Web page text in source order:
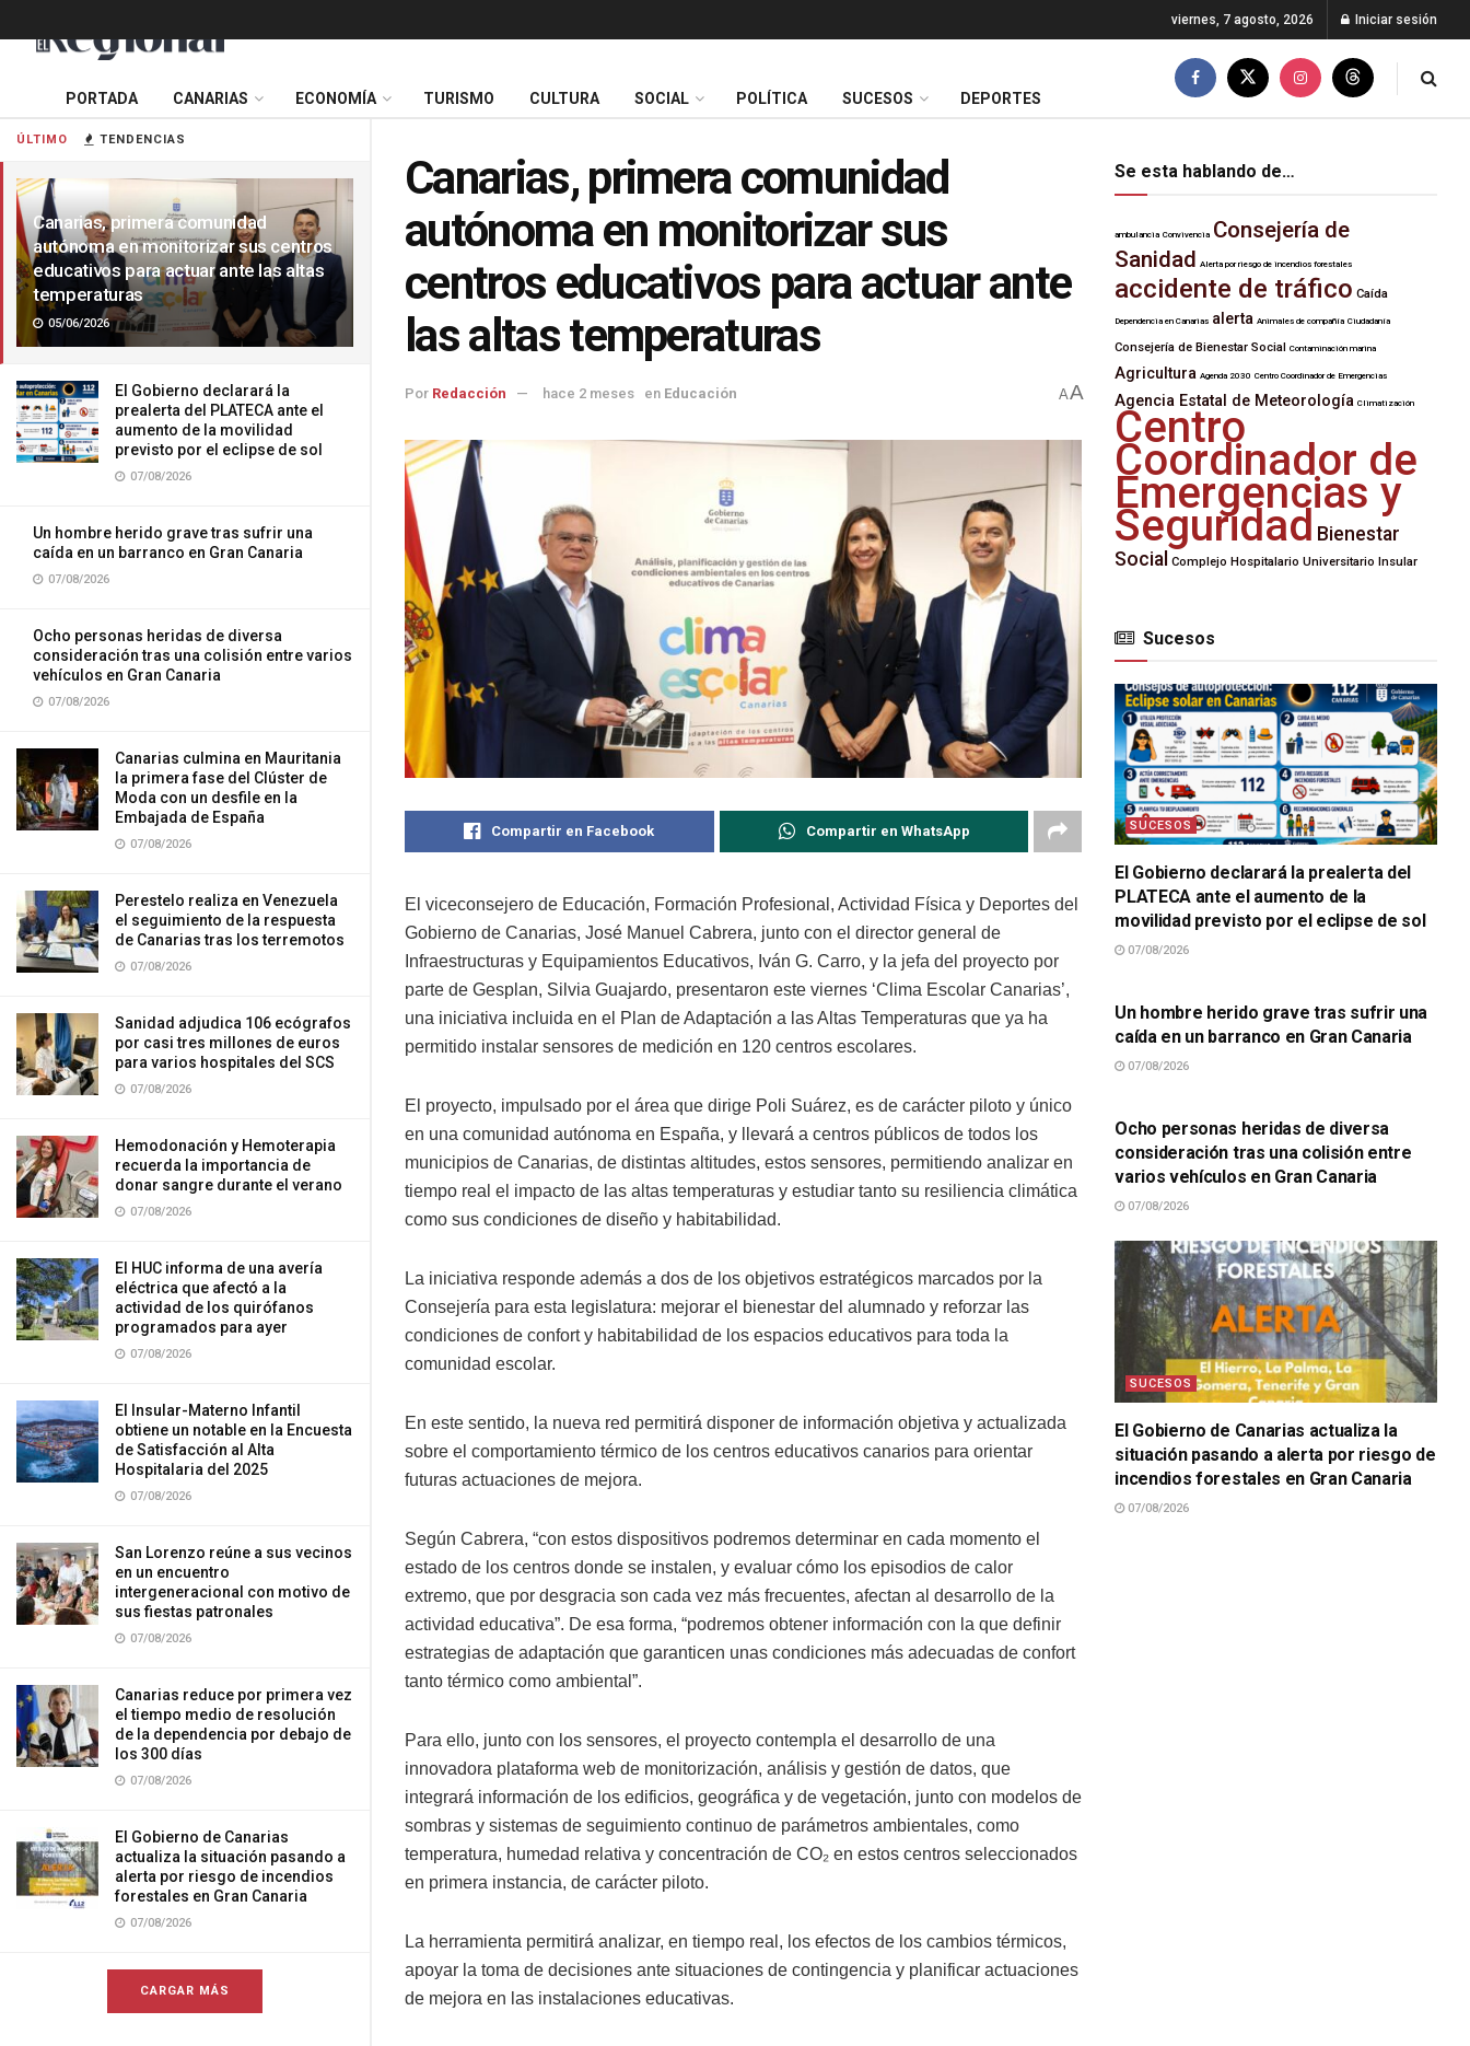
ÚLTIMO TENDENCIAS
Canarias, primera comunidad
autónoma en monitorizar sus centros
educativos para actuar ante las altas
temperaturas
05/06/2026
El Gobierno declarará la
prealerta del PLATECA ante el
aumento de la movilidad
previsto por el eclipse de sol
07/08/2026
Un hombre herido grave tras sufrir una
caída en un barranco en Gran Canaria
07/08/2026
Ocho personas heridas de diversa
consideración tras una colisión entre varios
vehículos en Gran Canaria
07/08/2026
Canarias culmina en Mauritania
la primera fase del Clúster de
Moda con un desfile en la
Embajada de España
07/08/2026
Perestelo realiza en Venezuela
el seguimiento de la respuesta
de Canarias tras los terremotos
07/08/2026
Sanidad adjudica 106 ecógrafos
por casi tres millones de euros
para varios hospitales del SCS
07/08/2026
Hemodonación y Hemoterapia
recuerda la importancia de
donar sangre durante el verano
07/08/2026
El HUC informa de una avería
eléctrica que afectó a la
actividad de los quirófanos
programados para ayer
07/08/2026
El Insular-Materno Infantil
obtiene un notable en la Encuesta
de Satisfacción al Alta
Hospitalaria del 2025
07/08/2026
San Lorenzo reúne a sus vecinos
en un encuentro
intergeneracional con motivo de
sus fiestas patronales
07/08/2026
Canarias reduce por primera vez
el tiempo medio de resolución
de la dependencia por debajo de
los 300 días
07/08/2026
El Gobierno de Canarias
actualiza la situación pasando a
alerta por riesgo de incendios
forestales en Gran Canaria
07/08/2026
CARGAR MÁS
viernes, 7 agosto, 2026 Iniciar sesión
PORTADA CANARIAS ECONOMÍA TURISMO CULTURA SOCIAL POLÍTICA SUCESOS DEPORTES
Canarias, primera comunidad
autónoma en monitorizar sus
centros educativos para actuar ante
las altas temperaturas
Por Redacción hace 2 meses en Educación AA
Compartir en Facebook Compartir en WhatsApp
El viceconsejero de Educación, Formación Profesional, Actividad Física y Deportes del
Gobierno de Canarias, José Manuel Cabrera, junto con el director general de
Infraestructuras y Equipamientos Educativos, Iván G. Carro, y la jefa del proyecto por
parte de Gesplan, Silvia Guajardo, presentaron este viernes ‘Clima Escolar Canarias’,
una iniciativa incluida en el Plan de Adaptación a las Altas Temperaturas que ya ha
permitido instalar sensores de medición en 120 centros escolares.
El proyecto, impulsado por el área que dirige Poli Suárez, es de carácter piloto y único
en una comunidad autónoma en España, y llevará a centros públicos de todos los
municipios de Canarias, de distintas altitudes, estos sensores, permitiendo analizar en
tiempo real el impacto de las altas temperaturas y estudiar tanto su resiliencia climática
como sus condiciones de diseño y habitabilidad.
La iniciativa responde además a dos de los objetivos estratégicos marcados por la
Consejería para esta legislatura: mejorar el bienestar del alumnado y reforzar las
condiciones de confort y habitabilidad de los espacios educativos para toda la
comunidad escolar.
En este sentido, la nueva red permitirá disponer de información objetiva y actualizada
sobre el comportamiento térmico de los centros educativos canarios para orientar
futuras actuaciones de mejora.
Según Cabrera, “con estos dispositivos podremos determinar en cada momento el
estado de los centros donde se instalen, y evaluar cómo los episodios de calor
extremo, que por desgracia son cada vez más frecuentes, afectan al desarrollo de la
actividad educativa”. De esa forma, “podremos obtener información con la que definir
estrategias de adaptación que garanticen unas condiciones más adecuadas de confort
tanto térmico como ambiental”.
Para ello, junto con los sensores, el proyecto contempla el desarrollo de una
innovadora plataforma web de monitorización, análisis y gestión de datos, que
integrará información de los edificios, geográfica y de vegetación, junto con modelos de
sombras y sistemas de seguimiento continuo de parámetros ambientales, como
temperatura, humedad relativa y concentración de CO₂ en estos centros seleccionados
en primera instancia, de carácter piloto.
La herramienta permitirá analizar, en tiempo real, los efectos de los cambios térmicos,
apoyar la toma de decisiones ante situaciones de contingencia y planificar actuaciones
de mejora en las instalaciones educativas.
Se esta hablando de…
ambulancia Convivencia Consejería de
Sanidad Alerta por riesgo de incendios forestales
accidente de tráfico Caída
Dependencia en Canarias alerta Animales de compañía Ciudadanía
Consejería de Bienestar Social Contaminación marina
Agricultura Agenda 2030 Centro Coordinador de Emergencias
Agencia Estatal de Meteorología Climatización
Centro
Coordinador de
Emergencias y
Seguridad Bienestar
Social Complejo Hospitalario Universitario Insular
Sucesos
SUCESOS
El Gobierno declarará la prealerta del
PLATECA ante el aumento de la
movilidad previsto por el eclipse de sol
07/08/2026
Un hombre herido grave tras sufrir una
caída en un barranco en Gran Canaria
07/08/2026
Ocho personas heridas de diversa
consideración tras una colisión entre
varios vehículos en Gran Canaria
07/08/2026
SUCESOS
El Gobierno de Canarias actualiza la
situación pasando a alerta por riesgo de
incendios forestales en Gran Canaria
07/08/2026